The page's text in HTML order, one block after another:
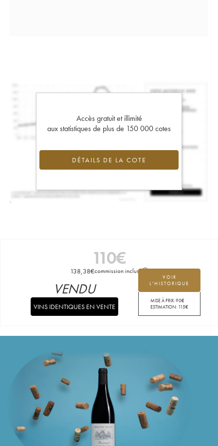
Accès gratuit et illimité
aux statistiques de plus de 150 000 cotes
DÉTAILS DE LA COTE
110€
138,38€commission incluse
VOIR
L'HISTORIQUE
MISE À PRIX:90€
ESTIMATION: 115€
VENDU
VINS IDENTIQUES EN VENTE